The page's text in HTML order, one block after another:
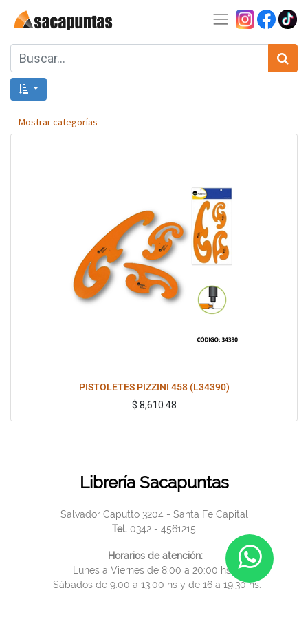
Mostrar categorías
PISTOLETES PIZZINI 458 (L34390)
$ 8,610.48
Librería Sacapuntas
Salvador Caputto 3204 - Santa Fe Capital
Tel. 0342 - 4561215
Horarios de atención:
Lunes a Viernes de 8:00 a 20:00 hs.
Sábados de 9:00 a 13:00 hs y de 16 a 19:30 hs.